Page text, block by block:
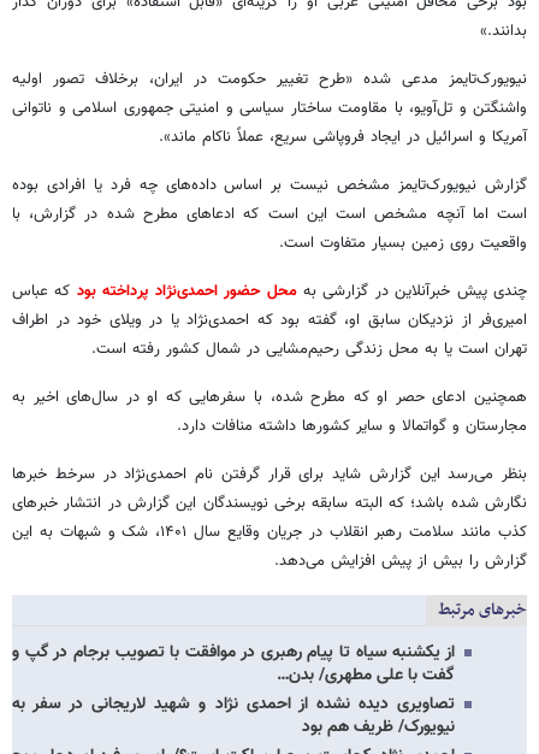
بدانند.»
نیویورک‌تایمز مدعی شده «طرح تغییر حکومت در ایران، برخلاف تصور اولیه
واشنگتن و تل‌آویو، با مقاومت ساختار سیاسی و امنیتی جمهوری اسلامی و ناتوانی
آمریکا و اسرائیل در ایجاد فروپاشی سریع، عملاً ناکام ماند».
گزارش نیویورک‌تایمز مشخص نیست بر اساس داده‌های چه فرد یا افرادی بوده
است اما آنچه مشخص است این است که ادعاهای‌ مطرح شده در گزارش، با
واقعیت روی زمین بسیار متفاوت است.
چندی پیش خبرآنلاین در گزارشی بهمحل حضور احمدی‌نژاد پرداخته بود که عباس
امیری‌فر از نزدیکان سابق‌ او، گفته بود که احمدی‌نژاد یا در ویلای خود در اطراف
تهران است یا به محل زندگی رحیم‌مشایی در شمال کشور رفته است.
همچنین ادعای حصر او که مطرح شده، با سفرهایی که او در سال‌های اخیر به
مجارستان و گواتمالا و سایر کشورها داشته منافات دارد.
بنظر می‌رسد این گزارش شاید برای قرار گرفتن نام احمدی‌نژاد در سرخط خبرها
نگارش شده باشد؛ که البته سابقه برخی‌ نویسندگان این گزارش در انتشار خبرهای‌
کذب مانند سلامت رهبر انقلاب در جریان وقایع سال ۱۴۰۱، شک و شبهات به این
گزارش را بیش از پیش افزایش می‌دهد.
خبرهای مرتبط
از یکشنبه سیاه تا پیام رهبری در موافقت با تصویب برجام در گپ و
گفت با علی مطهری/ بدن…
تصاویری دیده نشده از احمدی نژاد و شهید لاریجانی در سفر به
نیویورک/ ظریف هم بود